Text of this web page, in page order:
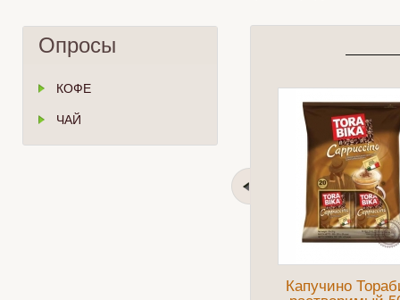
Опросы
КОФЕ
ЧАЙ
Капучино